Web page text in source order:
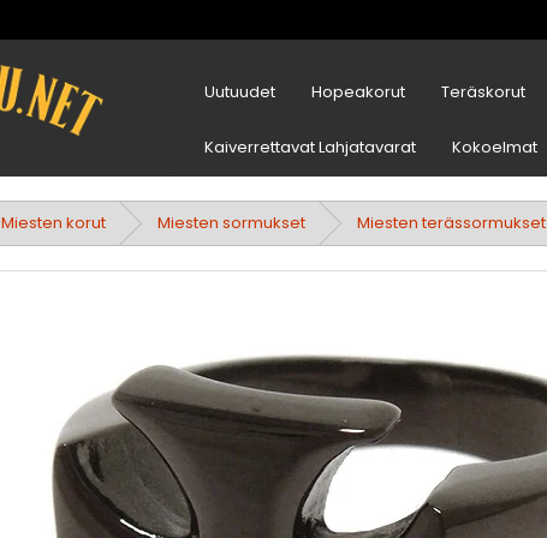
Uutuudet Hopeakorut Teräskorut
Kaiverrettavat Lahjatavarat Kokoelmat
Miesten korut Miesten sormukset Miesten terässormukset